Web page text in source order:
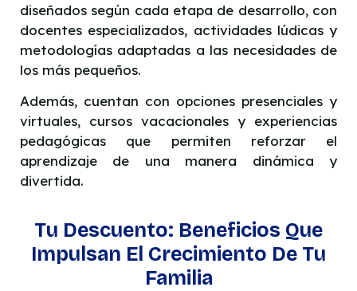
diseñados según cada etapa de desarrollo, con
docentes especializados, actividades lúdicas y
metodologías adaptadas a las necesidades de
los más pequeños.
Además, cuentan con opciones presenciales y
virtuales, cursos vacacionales y experiencias
pedagógicas que permiten reforzar el
aprendizaje de una manera dinámica y
divertida.
Tu Descuento: Beneficios Que
Impulsan El Crecimiento De Tu
Familia